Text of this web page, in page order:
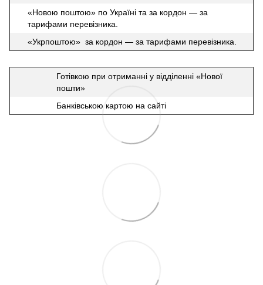
«Новою поштою» по Україні та за кордон — за
тарифами перевізника.
«Укрпоштою» за кордон — за тарифами перевізника.
Готівкою при отриманні у відділенні «Нової
пошти»
Банківською картою на сайті